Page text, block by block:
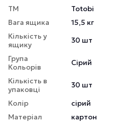
ТМ
Totobi
Вага ящика
15,5 кг
Кількість у
ящику
30 шт
Група
Кольорів
Сірий
Кількість в
упаковці
30 шт
Колір
сірий
Матеріал
картон